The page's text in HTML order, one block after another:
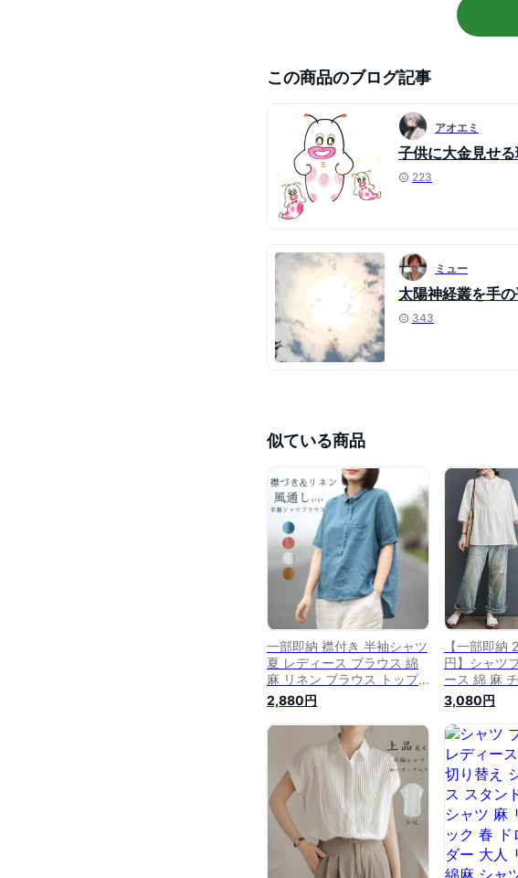
この商品のブログ記事
アオエミ
子供に大金見せる
223
ミュー
太陽神経叢を手
343
似ている商品
一部即納 襟付き 半袖シャツ
夏 レディース ブラウス 綿
麻 リネン ブラウス トップ
ス シャツブラウス 折り襟
プルオーバー 前後差 リネン
シャツ カジュアル 体型カバ
ー ゆったり ナチュラル 前
後差 チュニックシャツ 無地
涼しい 通気
2,880円
【一部即
円】シャツ
ース 綿 麻
ツ ブラウス
襟 リネンシ
ボタン ドッ
ったり 体
夏シャツ カ
め オシャレ
差 Tシャツ
ル
3,080円